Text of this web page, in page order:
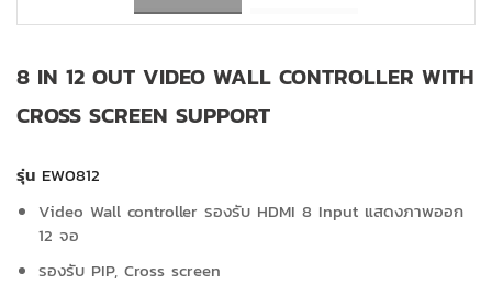
8 IN 12 OUT VIDEO WALL CONTROLLER WITH
CROSS SCREEN SUPPORT
รุ่น EW0812
Video Wall controller รองรับ HDMI 8 Input แสดงภาพออก
12 จอ
รองรับ PIP, Cross screen